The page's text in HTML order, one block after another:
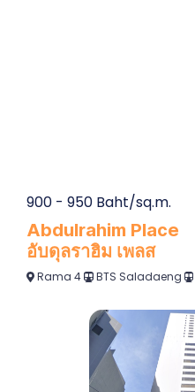
900 - 950 Baht/sq.m.
Abdulrahim Place
อับดุลราฮิม เพลส
Rama 4 BTS Saladaeng